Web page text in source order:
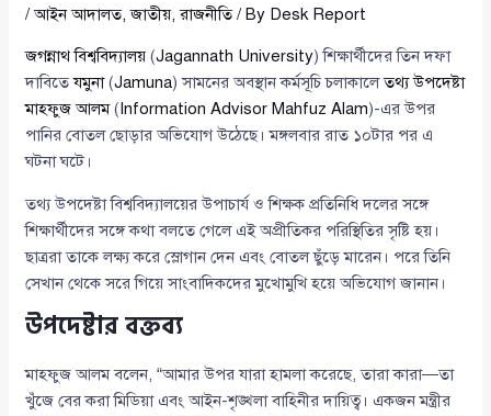
/আইন আদালত,জাতীয়,রাজনীতি/ By Desk Report
জগন্নাথ বিশ্ববিদ্যালয় (Jagannath University) শিক্ষার্থীদের তিন দফা
দাবিতেযমুনা(Jamuna) সামনের অবস্থান কর্মসূচি চলাকালেতথ্য উপদেষ্টা
মাহফুজ আলম( Information Advisor Mahfuz Alam)-এর উপর
পানির বোতল ছোড়ার অভিযোগ উঠেছে। মঙ্গলবার রাত ১০টার পর এ
ঘটনা ঘটে।
তথ্য উপদেষ্টা বিশ্ববিদ্যালয়ের উপাচার্য ও শিক্ষক প্রতিনিধি দলের সঙ্গে
শিক্ষার্থীদের সঙ্গে কথা বলতে গেলে এই অপ্রীতিকর পরিস্থিতির সৃষ্টি হয়।
ছাত্ররা তাকে লক্ষ্য করে স্লোগান দেন এবং বোতল ছুঁড়ে মারেন। পরে তিনি
সেখান থেকে সরে গিয়ে সাংবাদিকদের মুখোমুখি হয়ে অভিযোগ জানান।
উপদেষ্টার বক্তব্য
মাহফুজ আলম বলেন, “আমার উপর যারা হামলা করেছে, তারা কারা—তা
খুঁজে বের করা মিডিয়া এবং আইন-শৃঙ্খলা বাহিনীর দায়িত্ব। একজন মন্ত্রীর